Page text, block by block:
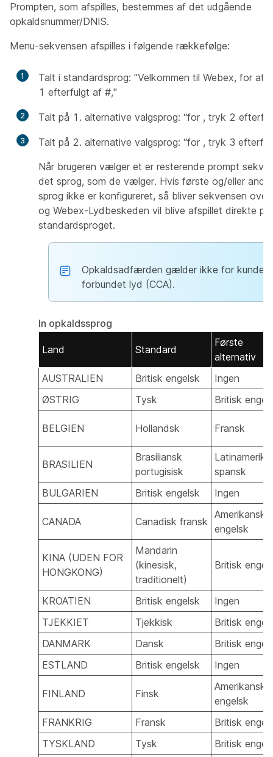
Prompten, som afspilles, bestemmes af det udgående
opkaldsnummer/DNIS.
Menu-sekvensen afspilles i følgende rækkefølge:
1 Talt i standardsprog: "Velkommen til Webex, for
1 efterfulgt af #,"
2 Talt på 1. alternative valgsprog: “for , tryk 2
3 Talt på 2. alternative valgsprog: “for , tryk 3
Når brugeren vælger et er resterende prompt
det sprog, som de vælger. Hvis første og/eller
sprog ikke er konfigureret, så bliver sekvensen
og Webex-Lydbeskeden vil blive afspillet direkte på
standardsproget.
Opkaldsadfærden gælder ikke for kunder,
forbundet lyd (CCA).
In opkaldssprog
Land Standard
Første
alternativ
AUSTRALIEN
Britisk engelsk
Ingen
ØSTRIG
Tysk Britisk
BELGIEN Hollandsk Fransk
BRASILIEN
Brasiliansk
portugisisk
spansk
BULGARIEN
Britisk engelsk Ingen
CANADA Canadisk fransk
Amerikansk
engelsk
KINA (UDEN FOR
HONGKONG)
Mandarin
(kinesisk,
traditionelt)
Britisk
KROATIEN Britisk engelsk
Ingen
TJEKKIET
Tjekkisk
Britisk
DANMARK
Dansk
Britisk
ESTLAND
Britisk engelsk Ingen
FINLAND Finsk
Amerikansk
engelsk
FRANKRIG
Fransk
Britisk
TYSKLAND
Tysk
Britisk